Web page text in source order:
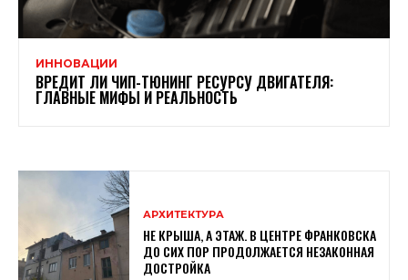
ИННОВАЦИИ
ВРЕДИТ ЛИ ЧИП-ТЮНИНГ РЕСУРСУ ДВИГАТЕЛЯ:
ГЛАВНЫЕ МИФЫ И РЕАЛЬНОСТЬ
АРХИТЕКТУРА
НЕ КРЫША, А ЭТАЖ. В ЦЕНТРЕ ФРАНКОВСКА
ДО СИХ ПОР ПРОДОЛЖАЕТСЯ НЕЗАКОННАЯ
ДОСТРОЙКА